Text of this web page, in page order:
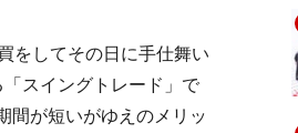
をしてその日に手仕舞い
スイングトレード」で
間が短いがゆえのメリッ